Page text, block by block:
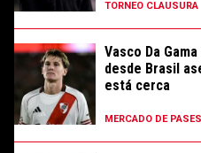
TORNEO CLAUSURA
Vasco Da
desde Brasil
está cerca
MERCADO DE